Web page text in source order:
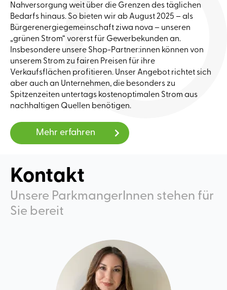
Nahversorgung weit über die Grenzen des täglichen
Bedarfs hinaus. So bieten wir ab August 2025 – als
Bürgerenergiegemeinschaft ziwa nova – unseren
„grünen Strom“ vorerst für Gewerbekunden an.
Insbesondere unsere Shop-Partner:innen können von
unserem Strom zu fairen Preisen für ihre
Verkaufsflächen profitieren. Unser Angebot richtet sich
aber auch an Unternehmen, die besonders zu
Spitzenzeiten untertags kostenoptimalen Strom aus
nachhaltigen Quellen benötigen.
Mehr erfahren
Kontakt
Unsere ParkmangerInnen stehen für
Sie bereit